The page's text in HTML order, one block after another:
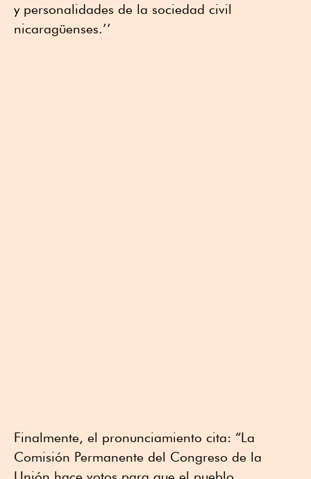
y personalidades de la sociedad civil
nicaragüenses.’’
Finalmente, el pronunciamiento cita: “La
Comisión Permanente del Congreso de la